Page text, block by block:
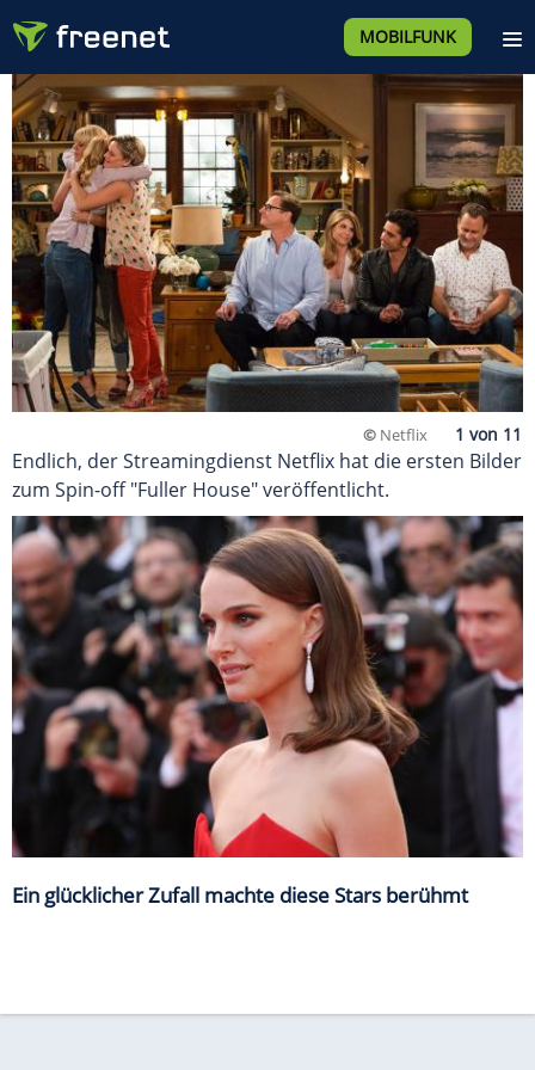
MOBILFUNK
© Netflix
Endlich, der Streamingdienst Netflix hat die ersten Bilder
zum Spin-off "Fuller House" veröffentlicht.
Ein glücklicher Zufall machte diese Stars berühmt